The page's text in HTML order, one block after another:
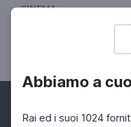
Abbiamo a
Rai ed i suoi 1024
CINEMA
Manfredi e il